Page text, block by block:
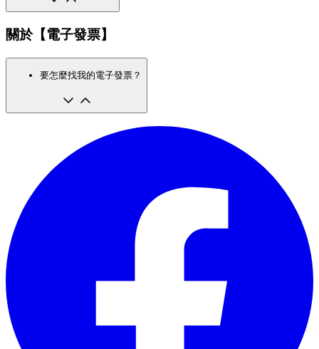
關於【電子發票】
要怎麼找我的電子發票？